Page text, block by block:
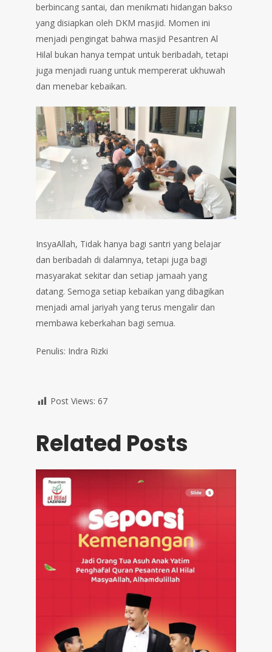
berbincang santai, dan menikmati hidangan bakso
yang disiapkan oleh DKM masjid. Momen ini
menjadi pengingat bahwa masjid Pesantren Al
Hilal bukan hanya tempat untuk beribadah, tetapi
juga menjadi ruang untuk mempererat ukhuwah
dan menebar kebaikan.
InsyaAllah, Tidak hanya bagi santri yang belajar
dan beribadah di dalamnya, tetapi juga bagi
masyarakat sekitar dan setiap jamaah yang
datang. Semoga setiap kebaikan yang dibagikan
menjadi amal jariyah yang terus mengalir dan
membawa keberkahan bagi semua.
Penulis: Indra Rizki
Post Views: 67
Related Posts